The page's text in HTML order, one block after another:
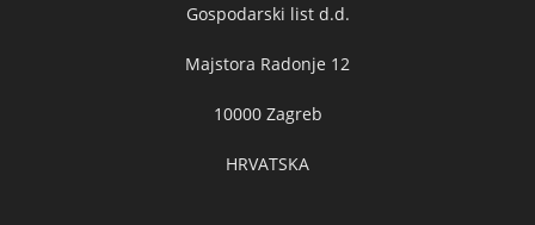
Gospodarski list d.d.
Majstora Radonje 12
10000 Zagreb
HRVATSKA